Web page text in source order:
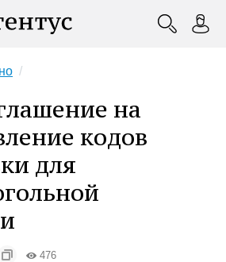
на
кодов
для
476